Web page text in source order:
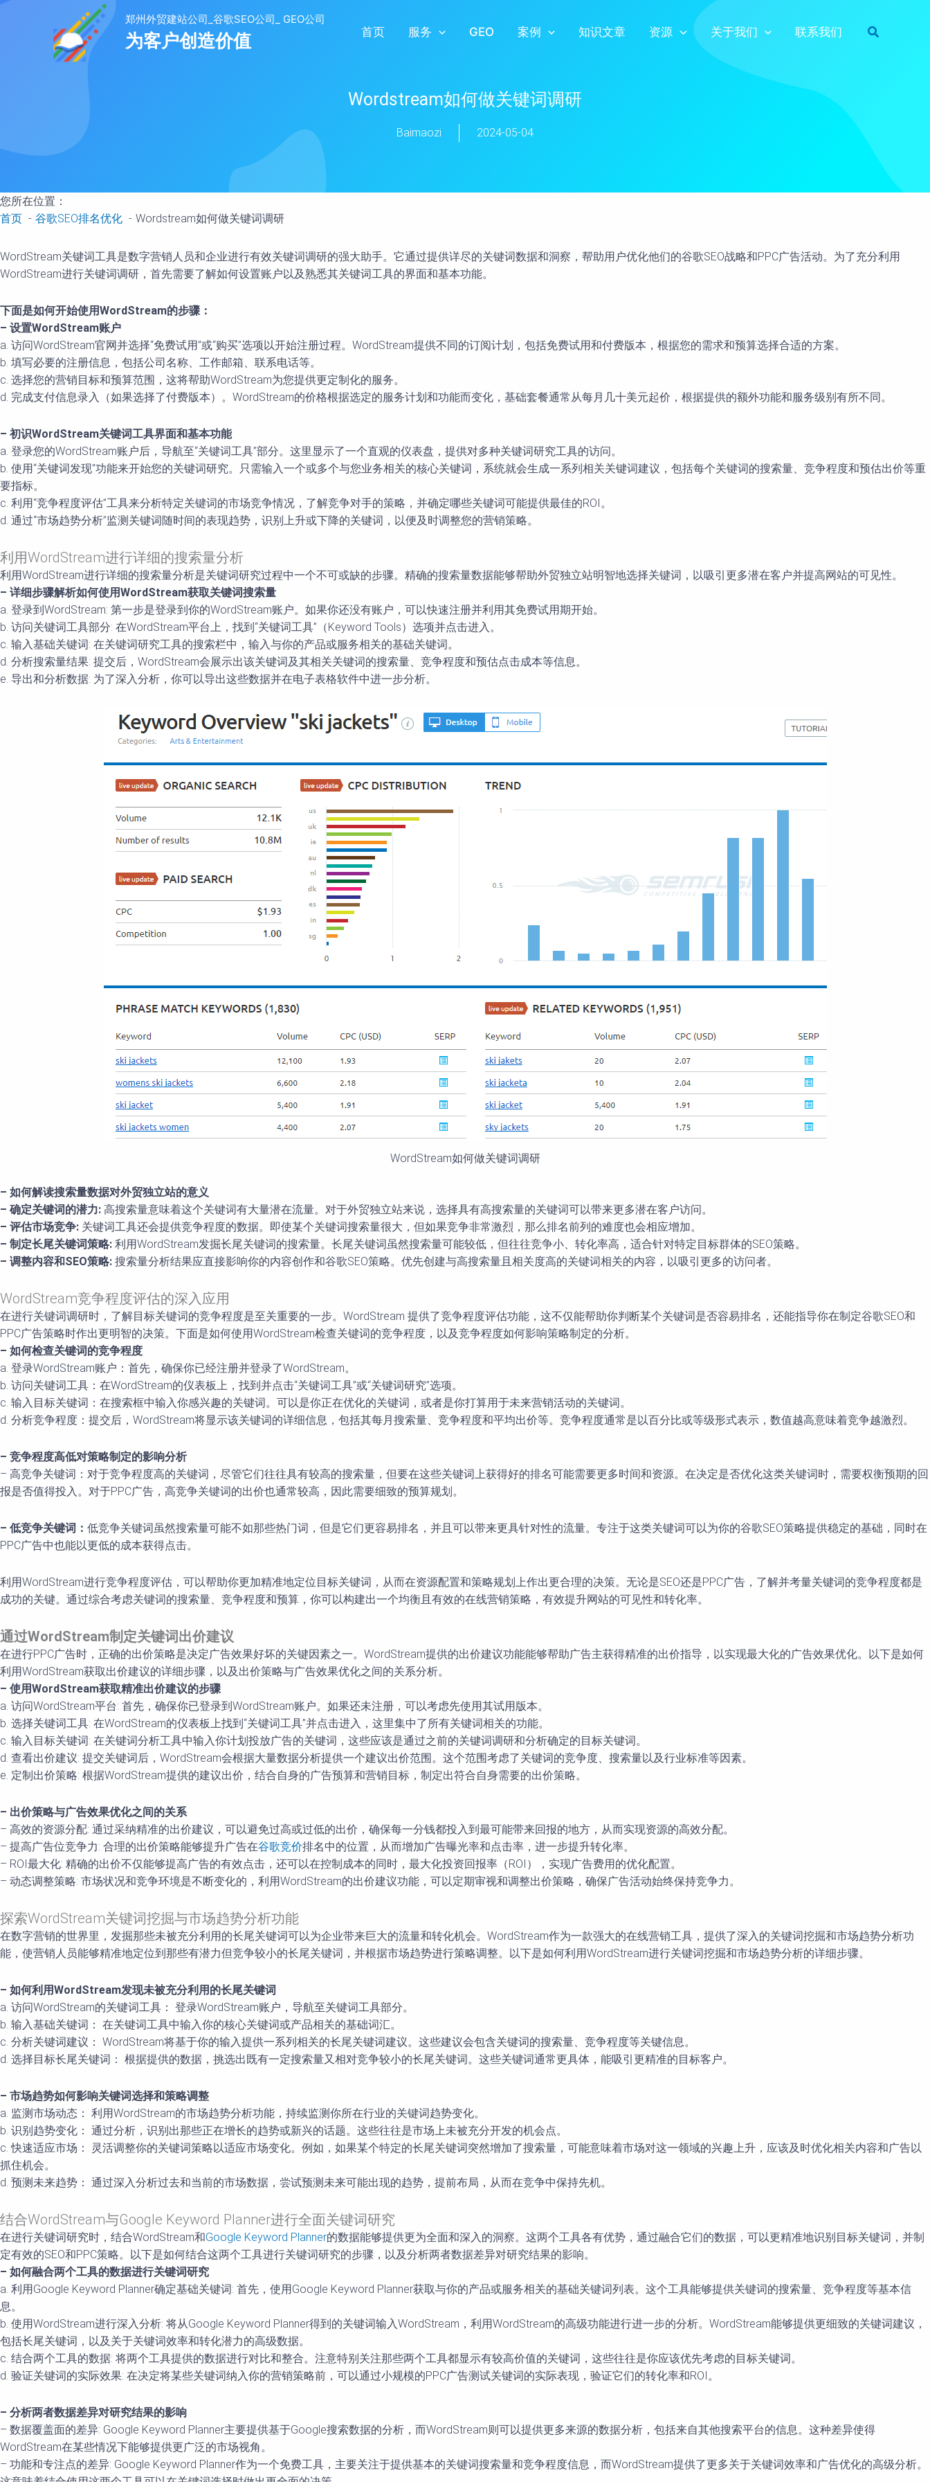
首页 服务 GEO 案例 知识文章 资源 关于我们 联系我们
搜
Wordstream如何做关键词调研
Baimaozi 2024-05-04
您所在位置：
首页
谷歌SEO排名优化 Wordstream如何做关键词调研
WordStream关键词工具是数字营销人员和企业进行有效关键词调研的强大助手。它通过提供详尽的关键词数据和洞察，帮助用户优化他们的谷歌SEO战略和PPC广告活动。为了充分利用
WordStream进行关键词调研，首先需要了解如何设置账户以及熟悉其关键词工具的界面和基本功能。
下面是如何开始使用WordStream的步骤：
– 设置WordStream账户
a. 访问WordStream官网并选择“免费试用”或“购买”选项以开始注册过程。WordStream提供不同的订阅计划，包括免费试用和付费版本，根据您的需求和预算选择合适的方案。
b. 填写必要的注册信息，包括公司名称、工作邮箱、联系电话等。
c. 选择您的营销目标和预算范围，这将帮助WordStream为您提供更定制化的服务。
d. 完成支付信息录入（如果选择了付费版本）。WordStream的价格根据选定的服务计划和功能而变化，基础套餐通常从每月几十美元起价，根据提供的额外功能和服务级别有所不同。
– 初识WordStream关键词工具界面和基本功能
a. 登录您的WordStream账户后，导航至“关键词工具”部分。这里显示了一个直观的仪表盘，提供对多种关键词研究工具的访问。
b. 使用“关键词发现”功能来开始您的关键词研究。只需输入一个或多个与您业务相关的核心关键词，系统就会生成一系列相关关键词建议，包括每个关键词的搜索量、竞争程度和预估出价等重
要指标。
c. 利用“竞争程度评估”工具来分析特定关键词的市场竞争情况，了解竞争对手的策略，并确定哪些关键词可能提供最佳的ROI。
d. 通过“市场趋势分析”监测关键词随时间的表现趋势，识别上升或下降的关键词，以便及时调整您的营销策略。
利用WordStream进行详细的搜索量分析
利用WordStream进行详细的搜索量分析是关键词研究过程中一个不可或缺的步骤。精确的搜索量数据能够帮助外贸独立站明智地选择关键词，以吸引更多潜在客户并提高网站的可见性。
– 详细步骤解析如何使用WordStream获取关键词搜索量
a. 登录到WordStream: 第一步是登录到你的WordStream账户。如果你还没有账户，可以快速注册并利用其免费试用期开始。
b. 访问关键词工具部分: 在WordStream平台上，找到“关键词工具”（Keyword Tools）选项并点击进入。
c. 输入基础关键词: 在关键词研究工具的搜索栏中，输入与你的产品或服务相关的基础关键词。
d. 分析搜索量结果: 提交后，WordStream会展示出该关键词及其相关关键词的搜索量、竞争程度和预估点击成本等信息。
e. 导出和分析数据: 为了深入分析，你可以导出这些数据并在电子表格软件中进一步分析。
WordStream如何做关键词调研
– 如何解读搜索量数据对外贸独立站的意义
– 确定关键词的潜力: 高搜索量意味着这个关键词有大量潜在流量。对于外贸独立站来说，选择具有高搜索量的关键词可以带来更多潜在客户访问。
– 评估市场竞争: 关键词工具还会提供竞争程度的数据。即使某个关键词搜索量很大，但如果竞争非常激烈，那么排名前列的难度也会相应增加。
– 制定长尾关键词策略: 利用WordStream发掘长尾关键词的搜索量。长尾关键词虽然搜索量可能较低，但往往竞争小、转化率高，适合针对特定目标群体的SEO策略。
– 调整内容和SEO策略: 搜索量分析结果应直接影响你的内容创作和谷歌SEO策略。优先创建与高搜索量且相关度高的关键词相关的内容，以吸引更多的访问者。
WordStream竞争程度评估的深入应用
在进行关键词调研时，了解目标关键词的竞争程度是至关重要的一步。WordStream 提供了竞争程度评估功能，这不仅能帮助你判断某个关键词是否容易排名，还能指导你在制定谷歌SEO和
PPC广告策略时作出更明智的决策。下面是如何使用WordStream检查关键词的竞争程度，以及竞争程度如何影响策略制定的分析。
– 如何检查关键词的竞争程度
a. 登录WordStream账户：首先，确保你已经注册并登录了WordStream。
b. 访问关键词工具：在WordStream的仪表板上，找到并点击“关键词工具”或“关键词研究”选项。
c. 输入目标关键词：在搜索框中输入你感兴趣的关键词。可以是你正在优化的关键词，或者是你打算用于未来营销活动的关键词。
d. 分析竞争程度：提交后，WordStream将显示该关键词的详细信息，包括其每月搜索量、竞争程度和平均出价等。竞争程度通常是以百分比或等级形式表示，数值越高意味着竞争越激烈。
– 竞争程度高低对策略制定的影响分析
– 高竞争关键词：对于竞争程度高的关键词，尽管它们往往具有较高的搜索量，但要在这些关键词上获得好的排名可能需要更多时间和资源。在决定是否优化这类关键词时，需要权衡预期的回
报是否值得投入。对于PPC广告，高竞争关键词的出价也通常较高，因此需要细致的预算规划。
– 低竞争关键词： 低竞争关键词虽然搜索量可能不如那些热门词，但是它们更容易排名，并且可以带来更具针对性的流量。专注于这类关键词可以为你的谷歌SEO策略提供稳定的基础，同时在
PPC广告中也能以更低的成本获得点击。
利用WordStream进行竞争程度评估，可以帮助你更加精准地定位目标关键词，从而在资源配置和策略规划上作出更合理的决策。无论是SEO还是PPC广告，了解并考量关键词的竞争程度都是
成功的关键。通过综合考虑关键词的搜索量、竞争程度和预算，你可以构建出一个均衡且有效的在线营销策略，有效提升网站的可见性和转化率。
通过WordStream制定关键词出价建议
在进行PPC广告时，正确的出价策略是决定广告效果好坏的关键因素之一。WordStream提供的出价建议功能能够帮助广告主获得精准的出价指导，以实现最大化的广告效果优化。以下是如何
利用WordStream获取出价建议的详细步骤，以及出价策略与广告效果优化之间的关系分析。
– 使用WordStream获取精准出价建议的步骤
a. 访问WordStream平台: 首先，确保你已登录到WordStream账户。如果还未注册，可以考虑先使用其试用版本。
b. 选择关键词工具: 在WordStream的仪表板上找到“关键词工具”并点击进入，这里集中了所有关键词相关的功能。
c. 输入目标关键词: 在关键词分析工具中输入你计划投放广告的关键词，这些应该是通过之前的关键词调研和分析确定的目标关键词。
d. 查看出价建议: 提交关键词后，WordStream会根据大量数据分析提供一个建议出价范围。这个范围考虑了关键词的竞争度、搜索量以及行业标准等因素。
e. 定制出价策略: 根据WordStream提供的建议出价，结合自身的广告预算和营销目标，制定出符合自身需要的出价策略。
– 出价策略与广告效果优化之间的关系
– 高效的资源分配: 通过采纳精准的出价建议，可以避免过高或过低的出价，确保每一分钱都投入到最可能带来回报的地方，从而实现资源的高效分配。
– 提高广告位竞争力: 合理的出价策略能够提升广告在谷歌竞价排名中的位置，从而增加广告曝光率和点击率，进一步提升转化率。
– ROI最大化: 精确的出价不仅能够提高广告的有效点击，还可以在控制成本的同时，最大化投资回报率（ROI），实现广告费用的优化配置。
– 动态调整策略: 市场状况和竞争环境是不断变化的，利用WordStream的出价建议功能，可以定期审视和调整出价策略，确保广告活动始终保持竞争力。
探索WordStream关键词挖掘与市场趋势分析功能
在数字营销的世界里，发掘那些未被充分利用的长尾关键词可以为企业带来巨大的流量和转化机会。WordStream作为一款强大的在线营销工具，提供了深入的关键词挖掘和市场趋势分析功
能，使营销人员能够精准地定位到那些有潜力但竞争较小的长尾关键词，并根据市场趋势进行策略调整。以下是如何利用WordStream进行关键词挖掘和市场趋势分析的详细步骤。
– 如何利用WordStream发现未被充分利用的长尾关键词
a. 访问WordStream的关键词工具： 登录WordStream账户，导航至关键词工具部分。
b. 输入基础关键词： 在关键词工具中输入你的核心关键词或产品相关的基础词汇。
c. 分析关键词建议： WordStream将基于你的输入提供一系列相关的长尾关键词建议。这些建议会包含关键词的搜索量、竞争程度等关键信息。
d. 选择目标长尾关键词： 根据提供的数据，挑选出既有一定搜索量又相对竞争较小的长尾关键词。这些关键词通常更具体，能吸引更精准的目标客户。
– 市场趋势如何影响关键词选择和策略调整
a. 监测市场动态： 利用WordStream的市场趋势分析功能，持续监测你所在行业的关键词趋势变化。
b. 识别趋势变化： 通过分析，识别出那些正在增长的趋势或新兴的话题。这些往往是市场上未被充分开发的机会点。
c. 快速适应市场： 灵活调整你的关键词策略以适应市场变化。例如，如果某个特定的长尾关键词突然增加了搜索量，可能意味着市场对这一领域的兴趣上升，应该及时优化相关内容和广告以
抓住机会。
d. 预测未来趋势： 通过深入分析过去和当前的市场数据，尝试预测未来可能出现的趋势，提前布局，从而在竞争中保持先机。
结合WordStream与Google Keyword Planner进行全面关键词研究
在进行关键词研究时，结合WordStream和Google Keyword Planner的数据能够提供更为全面和深入的洞察。这两个工具各有优势，通过融合它们的数据，可以更精准地识别目标关键词，并制
定有效的SEO和PPC策略。以下是如何结合这两个工具进行关键词研究的步骤，以及分析两者数据差异对研究结果的影响。
– 如何融合两个工具的数据进行关键词研究
a. 利用Google Keyword Planner确定基础关键词: 首先，使用Google Keyword Planner获取与你的产品或服务相关的基础关键词列表。这个工具能够提供关键词的搜索量、竞争程度等基本信
息。
b. 使用WordStream进行深入分析: 将从Google Keyword Planner得到的关键词输入WordStream，利用WordStream的高级功能进行进一步的分析。WordStream能够提供更细致的关键词建议，
包括长尾关键词，以及关于关键词效率和转化潜力的高级数据。
c. 结合两个工具的数据: 将两个工具提供的数据进行对比和整合。注意特别关注那些两个工具都显示有较高价值的关键词，这些往往是你应该优先考虑的目标关键词。
d. 验证关键词的实际效果: 在决定将某些关键词纳入你的营销策略前，可以通过小规模的PPC广告测试关键词的实际表现，验证它们的转化率和ROI。
– 分析两者数据差异对研究结果的影响
– 数据覆盖面的差异: Google Keyword Planner主要提供基于Google搜索数据的分析，而WordStream则可以提供更多来源的数据分析，包括来自其他搜索平台的信息。这种差异使得
WordStream在某些情况下能够提供更广泛的市场视角。
– 功能和专注点的差异: Google Keyword Planner作为一个免费工具，主要关注于提供基本的关键词搜索量和竞争程度信息，而WordStream提供了更多关于关键词效率和广告优化的高级分析。